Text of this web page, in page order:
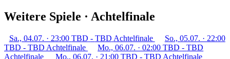
Weitere Spiele · Achtelfinale
Sa., 04.07. · 23:00 TBD - TBD Achtelfinale
So., 05.07. · 22:00
TBD - TBD Achtelfinale Mo., 06.07. · 02:00TBD -TBD
Achtelfinale
Mo., 06.07. · 21:00TBD -TBD Achtelfinale